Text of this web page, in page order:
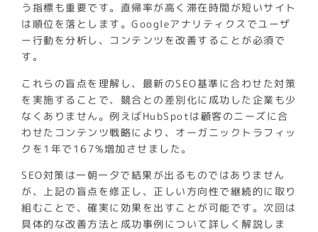
う指標も重要です。直帰率が高く滞在時間が短いサイト
は順位を落とします。Googleアナリティクスでユーザ
ー行動を分析し、コンテンツを改善することが必須で
す。
これらの盲点を理解し、最新のSEO基準に合わせた対策
を実施することで、競合との差別化に成功した企業も少
なくありません。例えばHubSpotは顧客のニーズに合
わせたコンテンツ戦略により、オーガニックトラフィッ
クを1年で167%増加させました。
SEO対策は一朝一夕で結果が出るものではありません
が、上記の盲点を修正し、正しい方向性で継続的に取り
組むことで、確実に効果を出すことが可能です。次回は
具体的な改善方法と成功事例について詳しく解説しま